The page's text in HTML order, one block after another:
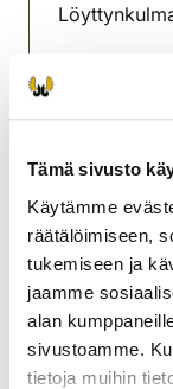
Tämä sivusto
Käytämme
räätälöimiseen,
tukemiseen ja
jaamme
alan
sivustoamme.
tietoja muihin
Maksu 20€/